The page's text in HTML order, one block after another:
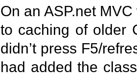
On an ASP.net
to caching of older
didn’t press F5/
had added the